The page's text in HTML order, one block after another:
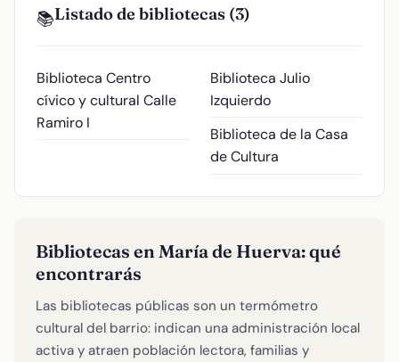
📚Listado de bibliotecas (3)
Biblioteca Centro
cívico y cultural Calle
Ramiro I
Biblioteca Julio
Izquierdo
Biblioteca de la Casa
de Cultura
Bibliotecas en María de Huerva: qué
encontrarás
Las bibliotecas públicas son un termómetro
cultural del barrio: indican una administración local
activa y atraen población lectora, familias y